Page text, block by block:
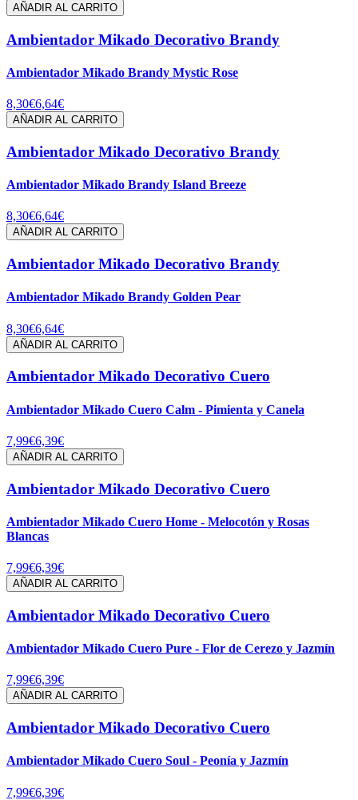
AÑADIR AL CARRITO
Ambientador Mikado Decorativo Brandy
Ambientador Mikado Brandy Mystic Rose
8,30€6,64€
AÑADIR AL CARRITO
Ambientador Mikado Decorativo Brandy
Ambientador Mikado Brandy Island Breeze
8,30€6,64€
AÑADIR AL CARRITO
Ambientador Mikado Decorativo Brandy
Ambientador Mikado Brandy Golden Pear
8,30€6,64€
AÑADIR AL CARRITO
Ambientador Mikado Decorativo Cuero
Ambientador Mikado Cuero Calm - Pimienta y Canela
7,99€6,39€
AÑADIR AL CARRITO
Ambientador Mikado Decorativo Cuero
Ambientador Mikado Cuero Home - Melocotón y Rosas
Blancas
7,99€6,39€
AÑADIR AL CARRITO
Ambientador Mikado Decorativo Cuero
Ambientador Mikado Cuero Pure - Flor de Cerezo y Jazmín
7,99€6,39€
AÑADIR AL CARRITO
Ambientador Mikado Decorativo Cuero
Ambientador Mikado Cuero Soul - Peonía y Jazmín
7,99€6,39€